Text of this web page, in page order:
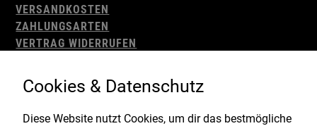
VERSANDKOSTEN
ZAHLUNGSARTEN
VERTRAG WIDERRUFEN
WIDERRUFSBELEHRUNG
IMPRESSUM
Cookies & Datenschutz
Diese Website nutzt Cookies, um dir das bestmögliche